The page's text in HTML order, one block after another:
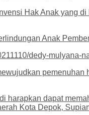
Hak Anak yang
Anak
dedy-mulyana-
harapkan dapat
Kota Depok,